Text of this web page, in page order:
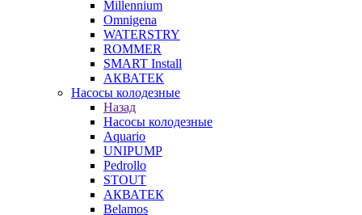
Millennium
Omnigena
WATERSTRY
ROMMER
SMART Install
АКВАТЕК
Насосы колодезные
Назад
Насосы колодезные
Aquario
UNIPUMP
Pedrollo
STOUT
АКВАТЕК
Belamos